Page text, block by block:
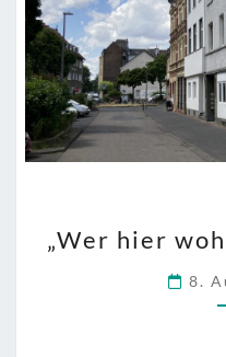
Seeberg”
„Wer hier
8.